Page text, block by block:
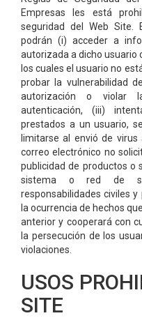
Empresas les está
seguridad del Web Site.
podrán (i) acceder a
autorizada a dicho usuario
los cuales el usuario no
probar la vulnerabilidad
autorización o violar
autenticación, (iii)
prestados a un usuario,
limitarse al envió de
correo electrónico no
publicidad de productos o
sistema o red de
responsabilidades civiles
la ocurrencia de hechos
anterior y cooperará con
la persecución de los
violaciones.
USOS
SITE